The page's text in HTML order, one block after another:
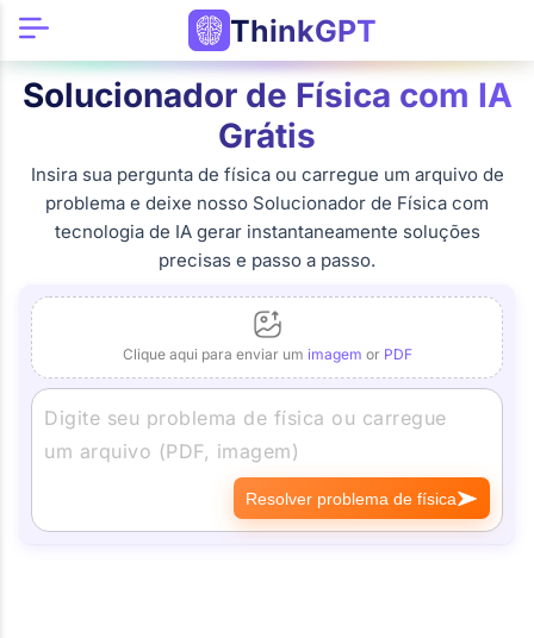
ThinkGPT
Solucionador de Física com IA
Grátis
Insira sua pergunta de física ou carregue um arquivo de
problema e deixe nosso Solucionador de Física com
tecnologia de IA gerar instantaneamente soluções
precisas e passo a passo.
Clique aqui para enviar um imagem or PDF
Resolver problema de física